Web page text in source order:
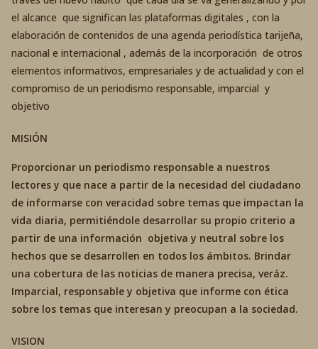
el alcance que significan las plataformas digitales , con la
elaboración de contenidos de una agenda periodística tarijeña,
nacional e internacional , además de la incorporación de otros
elementos informativos, empresariales y de actualidad y con el
compromiso de un periodismo responsable, imparcial y
objetivo
MISIÓN
Proporcionar un periodismo responsable a nuestros
lectores y que nace a partir de la necesidad del ciudadano
de informarse con veracidad sobre temas que impactan la
vida diaria, permitiéndole desarrollar su propio criterio a
partir de una información objetiva y neutral sobre los
hechos que se desarrollen en todos los ámbitos. Brindar
una cobertura de las noticias de manera precisa, veráz.
Imparcial, responsable y objetiva que informe con ética
sobre los temas que interesan y preocupan a la sociedad.
VISION